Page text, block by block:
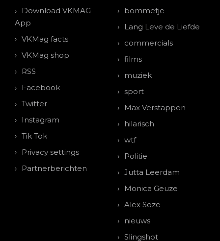
Download VKMAG
App
VKMag facts
VKMag shop
RSS
Facebook
Twitter
Instagram
Tik Tok
Privacy settings
Partnerberichten
bommetje
Lang Leve de Liefde
commercials
films
muziek
sport
Max Verstappen
hilarisch
wtf
Politie
Jutta Leerdam
Monica Geuze
Alex Soze
nieuws
Slingshot